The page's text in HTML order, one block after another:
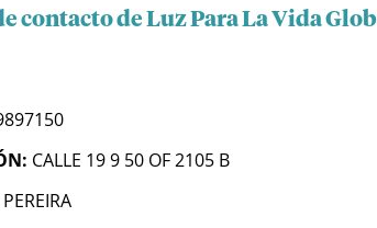
contacto de Luz Para La Vida
CALLE 19 9 50 OF 2105 B
PEREIRA